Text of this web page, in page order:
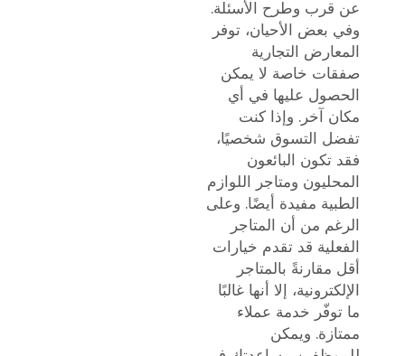
عن قرب وطرح الأسئلة.
وفي بعض الأحيان، توفر
المعارض التجارية
صفقات خاصة لا يمكن
الحصول عليها في أي
مكان آخر. وإذا كنت
تفضل التسوق شخصيًا،
فقد تكون البائعون
المحليون ومتاجر اللوازم
الطبية مفيدة أيضًا. وعلى
الرغم من أن المتاجر
الفعلية قد تقدم خيارات
أقل مقارنةً بالمتاجر
الإلكترونية، إلا أنها غالبًا
ما توفّر خدمة عملاء
ممتازة. ويمكن